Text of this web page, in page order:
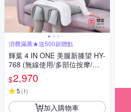
消費滿萬★送500超贈點
輝葉 4 IN ONE 美腿新膝望 HY-
768 (無線使用/多部位按摩/三
段力度三種按摩手法調節)
$2,970
5 (1)
加入購物車